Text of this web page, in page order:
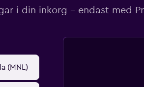
i din inkorg – endast med